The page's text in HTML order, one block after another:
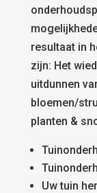
resultaat in
zijn: Het
uitdunnen
bloemen/
planten &
Uw tuin